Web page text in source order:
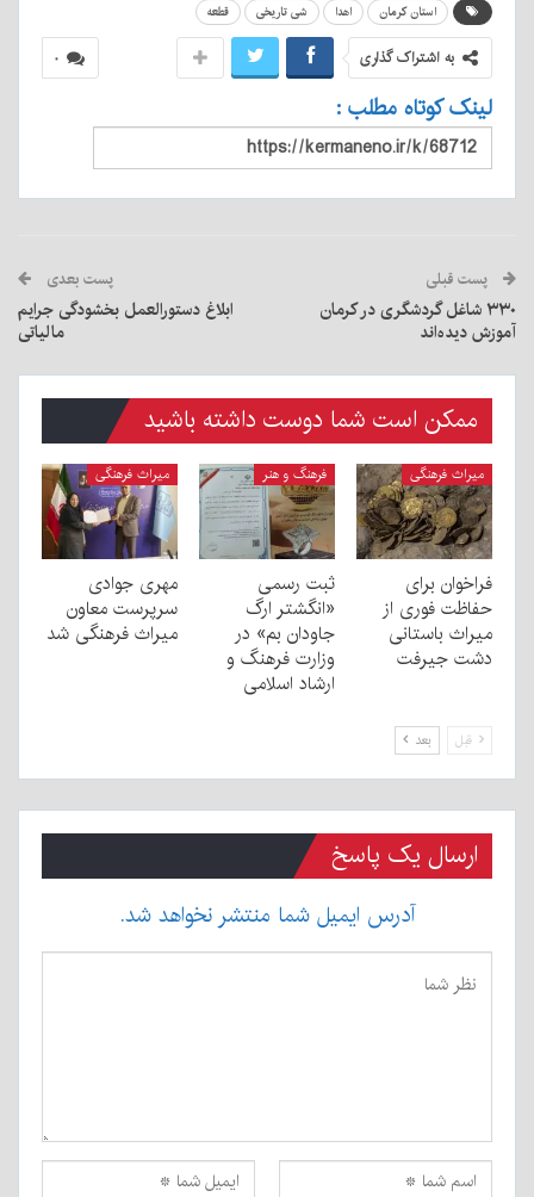
استان کرمان اهدا شی تاریخی قطعه
۰ به اشتراک گذاری
لینک کوتاه مطلب :
پست قبلی
۳۳۰ شاغل گردشگری در کرمان
آموزش دیده‌اند
پست بعدی
ابلاغ دستورالعمل بخشودگی جرایم
مالیاتی
ممکن است شما دوست داشته باشید
میراث فرهنگی
فراخوان برای
حفاظت فوری از
میراث باستانی
دشت جیرفت
فرهنگ و هنر
ثبت رسمی
«انگشتر ارگ
جاودان بم» در
وزارت فرهنگ و
ارشاد اسلامی
میراث فرهنگی
مهری جوادی
سرپرست معاون
میراث فرهنگی شد
قبل بعد
ارسال یک پاسخ
آدرس ایمیل شما منتشر نخواهد شد.